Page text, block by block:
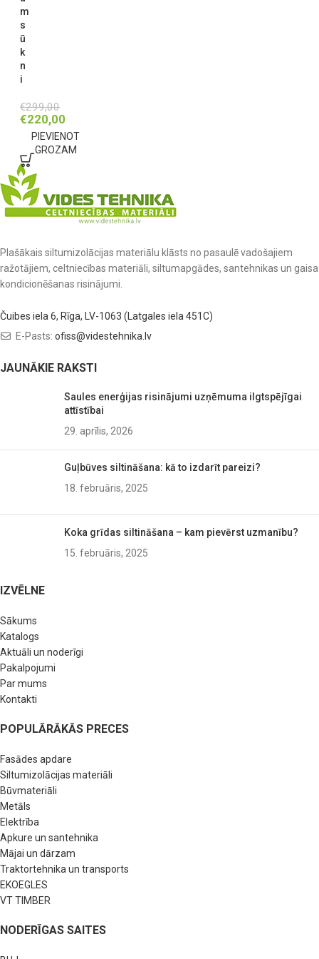
m
s
ū
k
n
i
€299,00
€220,00
PIEVIENOT
GROZAM
Plašākais siltumizolācijas materiālu klāsts no pasaulē vadošajiem
ražotājiem, celtniecības materiāli, siltumapgādes, santehnikas un gaisa
kondicionēšanas risinājumi.
Čuibes iela 6, Rīga, LV-1063 (Latgales iela 451C)
E-Pasts: ofiss@videstehnika.lv
JAUNĀKIE RAKSTI
Saules enerģijas risinājumi uzņēmuma ilgtspējīgai
attīstībai
29. aprīlis, 2026
Guļbūves siltināšana: kā to izdarīt pareizi?
18. februāris, 2025
Koka grīdas siltināšana – kam pievērst uzmanību?
15. februāris, 2025
IZVĒLNE
Sākums
Katalogs
Aktuāli un noderīgi
Pakalpojumi
Par mums
Kontakti
POPULĀRĀKĀS PRECES
Fasādes apdare
Siltumizolācijas materiāli
Būvmateriāli
Metāls
Elektrība
Apkure un santehnika
Mājai un dārzam
Traktortehnika un transports
EKOEGLES
VT TIMBER
NODERĪGAS SAITES